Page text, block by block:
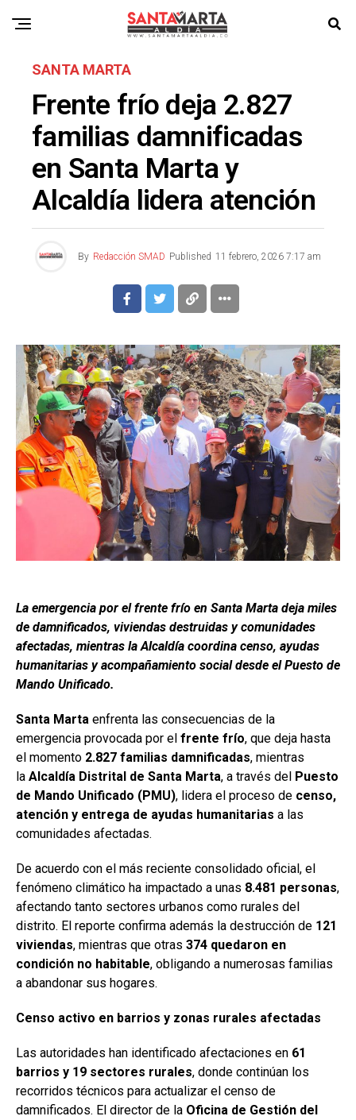
SANTA MARTA
Frente frío deja 2.827
familias damnificadas
en Santa Marta y
Alcaldía lidera atención
By Redacción SMAD Published 11 febrero, 2026 7:17 am
La emergencia por el frente frío en Santa Marta deja miles
de damnificados, viviendas destruidas y comunidades
afectadas, mientras la Alcaldía coordina censo, ayudas
humanitarias y acompañamiento social desde el Puesto de
Mando Unificado.
Santa Marta enfrenta las consecuencias de la
emergencia provocada por el frente frío, que deja hasta
el momento 2.827 familias damnificadas, mientras
la Alcaldía Distrital de Santa Marta, a través del Puesto
de Mando Unificado (PMU), lidera el proceso de censo,
atención y entrega de ayudas humanitarias a las
comunidades afectadas.
De acuerdo con el más reciente consolidado oficial, el
fenómeno climático ha impactado a unas 8.481 personas,
afectando tanto sectores urbanos como rurales del
distrito. El reporte confirma además la destrucción de 121
viviendas, mientras que otras 374 quedaron en
condición no habitable, obligando a numerosas familias
a abandonar sus hogares.
Censo activo en barrios y zonas rurales afectadas
Las autoridades han identificado afectaciones en 61
barrios y 19 sectores rurales, donde continúan los
recorridos técnicos para actualizar el censo de
damnificados. El director de la Oficina de Gestión del